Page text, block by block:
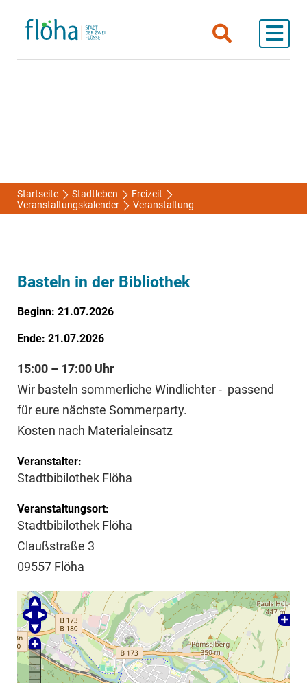
Startseite Stadtleben
Freizeit
Veranstaltungskalender
Veranstaltung
Basteln in der Bibliothek
Beginn: 21.07.2026
Ende: 21.07.2026
15:00 – 17:00 Uhr
Wir basteln sommerliche Windlichter - passend
für eure nächste Sommerparty.
Kosten nach Materialeinsatz
Veranstalter:
Stadtbibilothek Flöha
Veranstaltungsort:
Stadtbibilothek Flöha
Claußstraße 3
09557 Flöha